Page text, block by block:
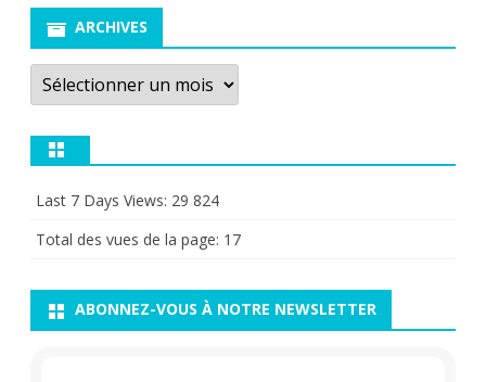
ARCHIVES
Archives
Last 7 Days Views: 29 824
Total des vues de la page: 17
ABONNEZ-VOUS À NOTRE NEWSLETTER